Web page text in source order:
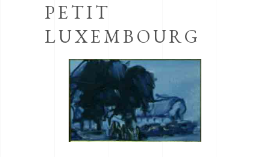
PETIT
LUXEMBOURG